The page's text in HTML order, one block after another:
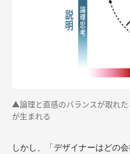
▲論理と直感のバランスが取れ
が生まれる
しかし、「デザイナーはどの